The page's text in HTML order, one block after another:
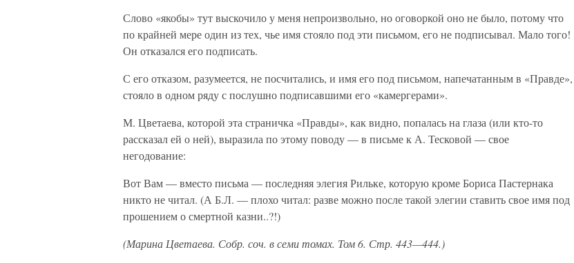
Слово «якобы» тут выскочило у меня непроизвольно, но оговоркой оно не было, потому что
по крайней мере один из тех, чье имя стояло под эти письмом, его не подписывал. Мало того!
Он отказался его подписать.
С его отказом, разумеется, не посчитались, и имя его под письмом, напечатанным в «Правде»,
стояло в одном ряду с послушно подписавшими его «камергерами».
М. Цветаева, которой эта страничка «Правды», как видно, попалась на глаза (или кто-то
рассказал ей о ней), выразила по этому поводу — в письме к А. Тесковой — свое
негодование:
Вот Вам — вместо письма — последняя элегия Рильке, которую кроме Бориса Пастернака
никто не читал. (А Б.Л. — плохо читал: разве можно после такой элегии ставить свое имя под
прошением о смертной казни..?!)
(Марина Цветаева. Собр. соч. в семи томах. Том 6. Стр. 443—444.)